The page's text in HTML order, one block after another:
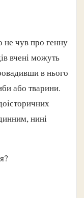
не чув про генну
вчені можуть
в нього
або тварини.
нині